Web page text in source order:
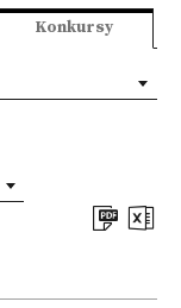
Konkursy